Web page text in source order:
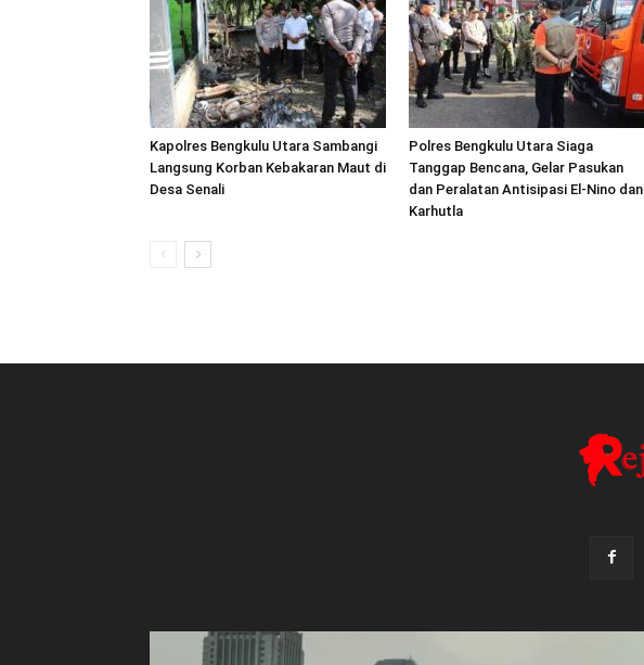
Kapolres Bengkulu Utara Sambangi
Langsung Korban Kebakaran Maut di
Desa Senali
Polres Bengkulu Utara Siaga
Tanggap Bencana, Gelar Pasukan
dan Peralatan Antisipasi El-Nino dan
Karhutla